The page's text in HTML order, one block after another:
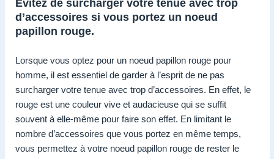
Évitez de surcharger votre tenue avec trop
d’accessoires si vous portez un noeud
papillon rouge.
Lorsque vous optez pour un noeud papillon rouge pour
homme, il est essentiel de garder à l’esprit de ne pas
surcharger votre tenue avec trop d’accessoires. En effet, le
rouge est une couleur vive et audacieuse qui se suffit
souvent à elle-même pour faire son effet. En limitant le
nombre d’accessoires que vous portez en même temps,
vous permettez à votre noeud papillon rouge de rester le